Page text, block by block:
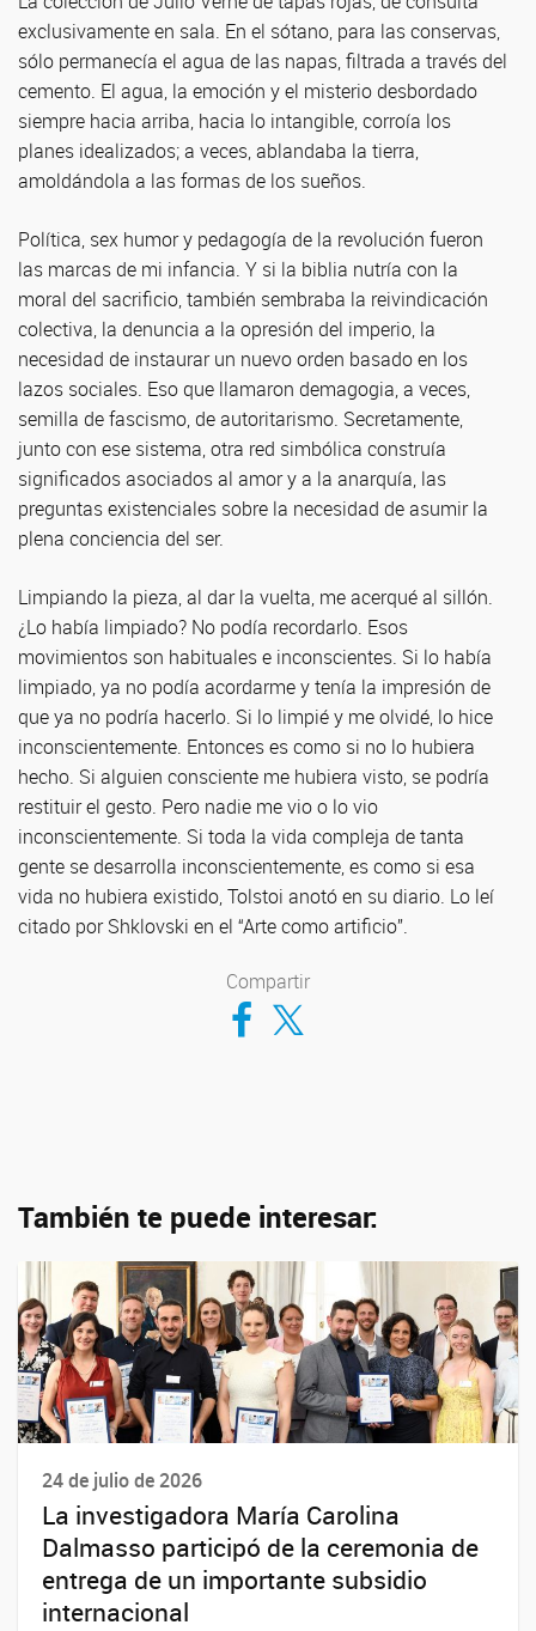
exclusivamente en sala. En el sótano, para las conservas,
sólo permanecía el agua de las napas, filtrada a través del
cemento. El agua, la emoción y el misterio desbordado
siempre hacia arriba, hacia lo intangible, corroía los
planes idealizados; a veces, ablandaba la tierra,
amoldándola a las formas de los sueños.
Política, sex humor y pedagogía de la revolución fueron
las marcas de mi infancia. Y si la biblia nutría con la
moral del sacrificio, también sembraba la reivindicación
colectiva, la denuncia a la opresión del imperio, la
necesidad de instaurar un nuevo orden basado en los
lazos sociales. Eso que llamaron demagogia, a veces,
semilla de fascismo, de autoritarismo. Secretamente,
junto con ese sistema, otra red simbólica construía
significados asociados al amor y a la anarquía, las
preguntas existenciales sobre la necesidad de asumir la
plena conciencia del ser.
Limpiando la pieza, al dar la vuelta, me acerqué al sillón.
¿Lo había limpiado? No podía recordarlo. Esos
movimientos son habituales e inconscientes. Si lo había
limpiado, ya no podía acordarme y tenía la impresión de
que ya no podría hacerlo. Si lo limpié y me olvidé, lo hice
inconscientemente. Entonces es como si no lo hubiera
hecho. Si alguien consciente me hubiera visto, se podría
restituir el gesto. Pero nadie me vio o lo vio
inconscientemente. Si toda la vida compleja de tanta
gente se desarrolla inconscientemente, es como si esa
vida no hubiera existido, Tolstoi anotó en su diario. Lo leí
citado por Shklovski en el “Arte como artificio”.
Compartir
Compartir en Facebook
Compartir en Twitter
También te puede interesar:
24 de julio de 2026
La investigadora María Carolina
Dalmasso participó de la ceremonia de
entrega de un importante subsidio
internacional